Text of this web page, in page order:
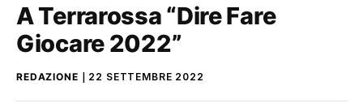
A Terrarossa “Dire Fare
Giocare 2022”
REDAZIONE 22 SETTEMBRE 2022